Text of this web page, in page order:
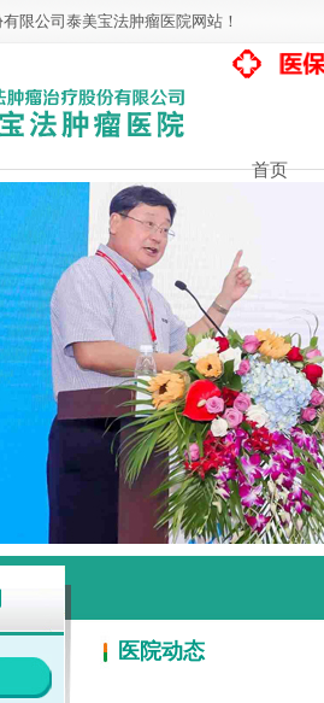
限公司泰美宝法肿瘤医院网站！
首页
医院动态